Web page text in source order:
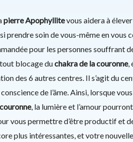
pierre Apophyllitevous aidera à
prendre soin de vous-même en vous
pour les personnes souffrant
blocage duchakra de la couronne,
des 6 autres centres. Il s’agit du
de l’âme. Ainsi, lorsque
, la lumière et l’amour
vous permettre d’être productif et
plus intéressantes, et votre